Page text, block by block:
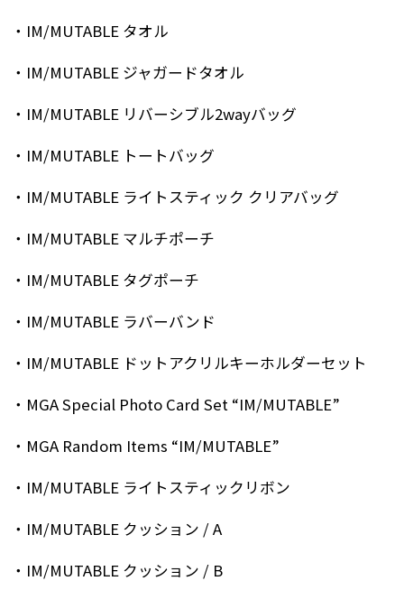
・IM/MUTABLE タオル
・IM/MUTABLE ジャガードタオル
・IM/MUTABLE リバーシブル2wayバッグ
・IM/MUTABLE トートバッグ
・IM/MUTABLE ライトスティック クリアバッグ
・IM/MUTABLE マルチポーチ
・IM/MUTABLE タグポーチ
・IM/MUTABLE ラバーバンド
・IM/MUTABLE ドットアクリルキーホルダーセット
・MGA Special Photo Card Set “IM/MUTABLE”
・MGA Random Items “IM/MUTABLE”
・IM/MUTABLE ライトスティックリボン
・IM/MUTABLE クッション / A
・IM/MUTABLE クッション / B